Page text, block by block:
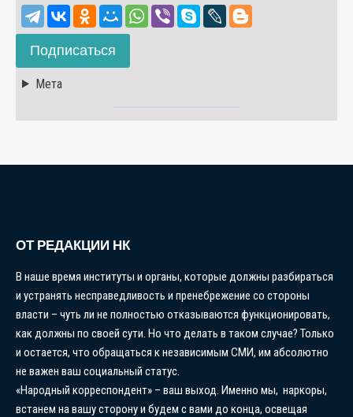
Подписаться
Мета
ОТ РЕДАКЦИИ НК
В наше время институты и органы, которые должны разбираться
и устранять несправедливость и пренебрежение со стороны
власти – чуть ли не полностью отказываются функционировать,
как должны по своей сути. Но что делать в таком случае? Только
и остается, что обращаться к независимым СМИ, им абсолютно
не важен ваш социальный статус.
«Народный корреспондент» – ваш выход. Именно мы, наркоры,
встанем на вашу сторону и будем с вами до конца, освещая